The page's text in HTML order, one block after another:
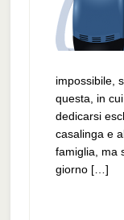
impossibile,
questa, in
dedicarsi
casalinga e
famiglia, ma
giorno […]